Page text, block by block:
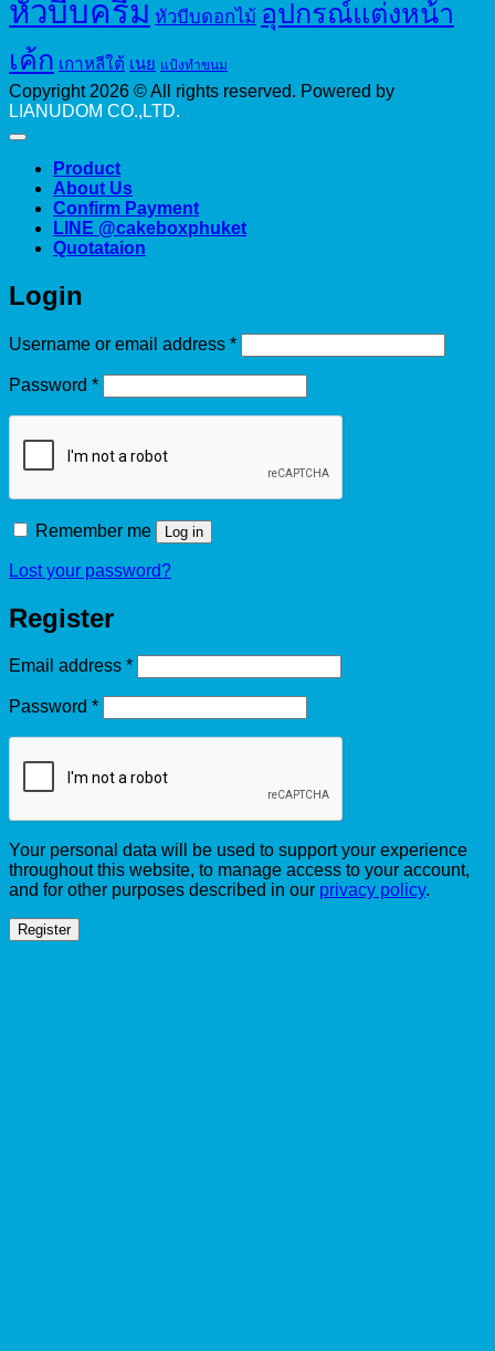
หัวบีบครีม หัวบีบดอกไม้ อุปกรณ์แต่งหน้า
เค้ก เกาหลีใต้ เนย แป้งทำขนม
Copyright 2026 © All rights reserved. Powered by
LIANUDOM CO.,LTD.
Product
About Us
Confirm Payment
LINE @cakeboxphuket
Quotataion
Login
Username or email address *Required
Password *Required
Remember me Log in
Lost your password?
Register
Email address *Required
Password *Required
Your personal data will be used to support your experience
throughout this website, to manage access to your account,
and for other purposes described in our privacy policy.
Register